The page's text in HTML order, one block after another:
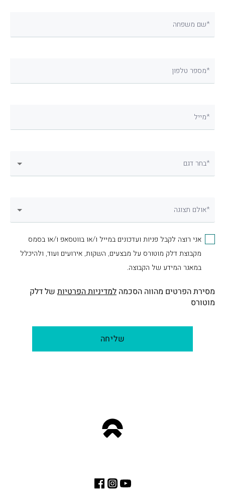
שם משפחה*
מספר טלפון*
מייל*
בחר דגם*
אולם תצוגה*
אני רוצה לקבל פניות ועדכונים במייל ו/או בווטסאפ ו/או בסמס
מקבוצת דלק מוטורס על מבצעים, השקות, אירועים ועוד, ולהיכלל
במאגר המידע של הקבוצה.
מסירת הפרטים מהווה הסכמה למדיניות הפרטיות של דלק
מוטורס
שליחה